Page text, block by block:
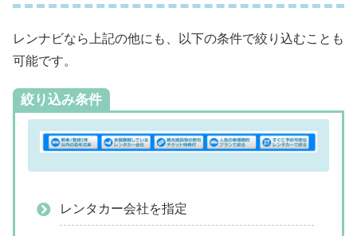
レンナビなら上記の他にも、以下の条件で絞り込むことも
可能です。
絞り込み条件
レンタカー会社を指定